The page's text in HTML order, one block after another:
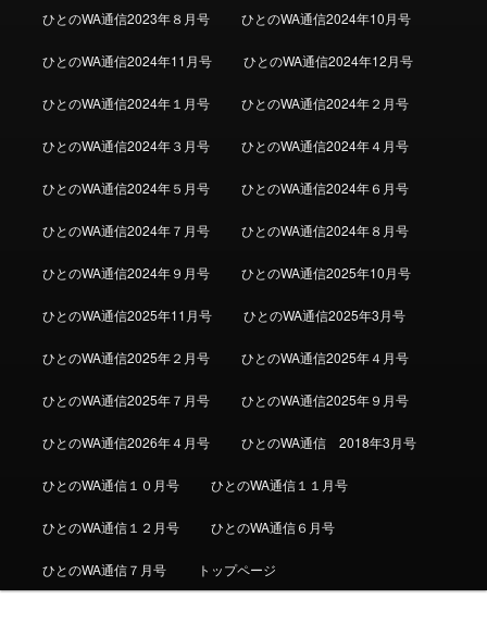
ひとのWA通信2023年８月号 ひとのWA通信2024年10月号
ひとのWA通信2024年11月号 ひとのWA通信2024年12月号
ひとのWA通信2024年１月号 ひとのWA通信2024年２月号
ひとのWA通信2024年３月号 ひとのWA通信2024年４月号
ひとのWA通信2024年５月号 ひとのWA通信2024年６月号
ひとのWA通信2024年７月号 ひとのWA通信2024年８月号
ひとのWA通信2024年９月号 ひとのWA通信2025年10月号
ひとのWA通信2025年11月号 ひとのWA通信2025年3月号
ひとのWA通信2025年２月号 ひとのWA通信2025年４月号
ひとのWA通信2025年７月号 ひとのWA通信2025年９月号
ひとのWA通信2026年４月号 ひとのWA通信 2018年3月号
ひとのWA通信１０月号 ひとのWA通信１１月号
ひとのWA通信１２月号 ひとのWA通信６月号
ひとのWA通信７月号 トップページ